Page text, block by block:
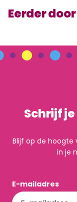
Eerder
Schrijf
Blijf op de
in je
E-mailadres